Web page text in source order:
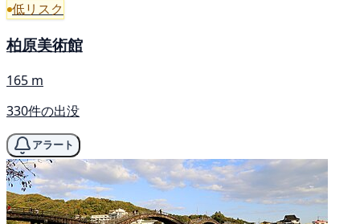
低リスク
柏原美術館
165 m
330件の出没
アラート